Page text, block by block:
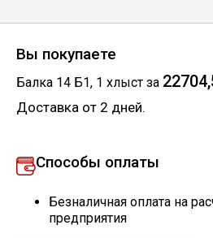
Вы покупаете
Балка 14 Б1, 1 хлыст за
Доставка от 2 дней.
Способы оплаты
Безналичная оплата на
предприятия